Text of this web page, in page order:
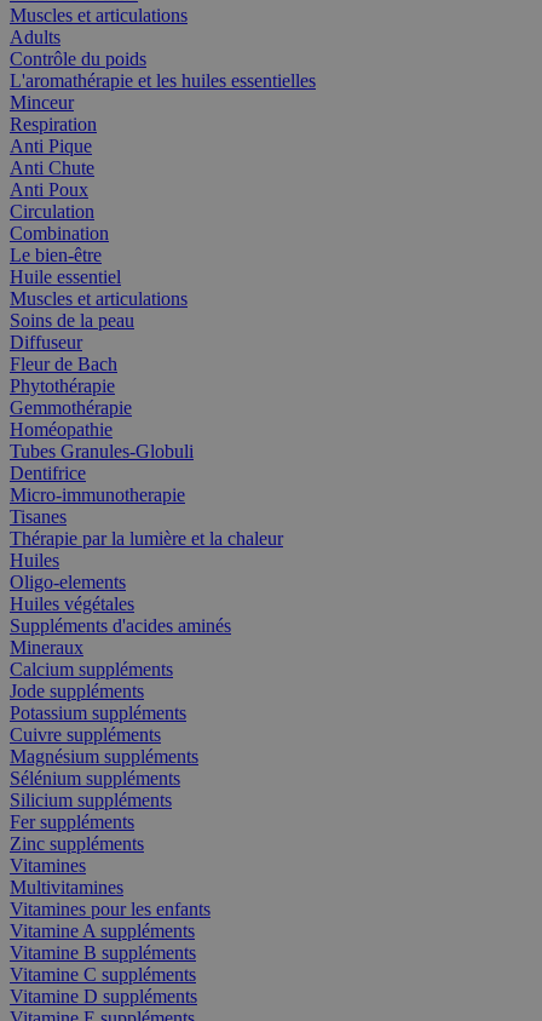
Muscles et articulations
Adults
Contrôle du poids
L'aromathérapie et les huiles essentielles
Minceur
Respiration
Anti Pique
Anti Chute
Anti Poux
Circulation
Combination
Le bien-être
Huile essentiel
Muscles et articulations
Soins de la peau
Diffuseur
Fleur de Bach
Phytothérapie
Gemmothérapie
Homéopathie
Tubes Granules-Globuli
Dentifrice
Micro-immunotherapie
Tisanes
Thérapie par la lumière et la chaleur
Huiles
Oligo-elements
Huiles végétales
Suppléments d'acides aminés
Mineraux
Calcium suppléments
Jode suppléments
Potassium suppléments
Cuivre suppléments
Magnésium suppléments
Sélénium suppléments
Silicium suppléments
Fer suppléments
Zinc suppléments
Vitamines
Multivitamines
Vitamines pour les enfants
Vitamine A suppléments
Vitamine B suppléments
Vitamine C suppléments
Vitamine D suppléments